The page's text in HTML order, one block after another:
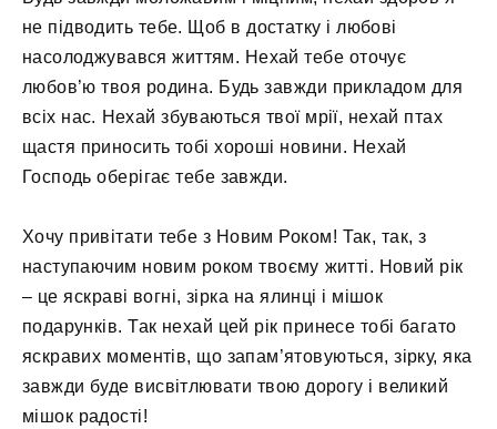
не підводить тебе. Щоб в достатку і любові
насолоджувався життям. Нехай тебе оточує
любов’ю твоя родина. Будь завжди прикладом для
всіх нас. Нехай збуваються твої мрії, нехай птах
щастя приносить тобі хороші новини. Нехай
Господь оберігає тебе завжди.
Хочу привітати тебе з Новим Роком! Так, так, з
наступаючим новим роком твоєму житті. Новий рік
– це яскраві вогні, зірка на ялинці і мішок
подарунків. Так нехай цей рік принесе тобі багато
яскравих моментів, що запам’ятовуються, зірку, яка
завжди буде висвітлювати твою дорогу і великий
мішок радості!